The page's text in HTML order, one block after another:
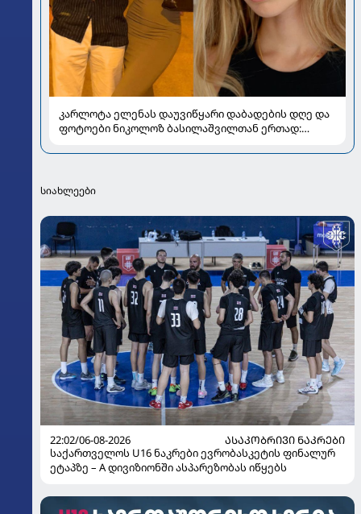
კარლოტა ელენას დაუვიწყარი დაბადების დღე და
ფოტოები ნიკოლოზ ბასილაშვილთან ერთად:
სიახლეები
22:02/06-08-2026
ᲐᲡᲐᲙᲝᲑᲠᲘᲕᲘ ᲜᲐᲙᲠᲔᲑᲘ
საქართველოს U16 ნაკრები ევრობასკეტის ფინალურ
ეტაპზე – A დივიზიონში ასპარეზობას იწყებს